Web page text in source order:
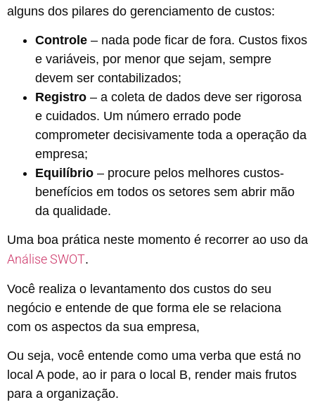
alguns dos pilares do gerenciamento de custos:
Controle – nada pode ficar de fora. Custos fixos
e variáveis, por menor que sejam, sempre
devem ser contabilizados;
Registro – a coleta de dados deve ser rigorosa
e cuidados. Um número errado pode
comprometer decisivamente toda a operação da
empresa;
Equilíbrio – procure pelos melhores custos-
benefícios em todos os setores sem abrir mão
da qualidade.
Uma boa prática neste momento é recorrer ao uso da
Análise SWOT.
Você realiza o levantamento dos custos do seu
negócio e entende de que forma ele se relaciona
com os aspectos da sua empresa,
Ou seja, você entende como uma verba que está no
local A pode, ao ir para o local B, render mais frutos
para a organização.